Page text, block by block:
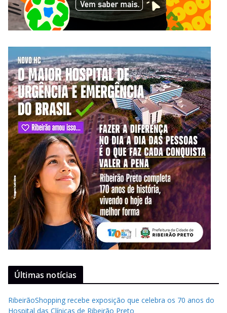
Últimas notícias
RibeirãoShopping recebe exposição que celebra os 70 anos do
Hospital das Clínicas de Ribeirão Preto